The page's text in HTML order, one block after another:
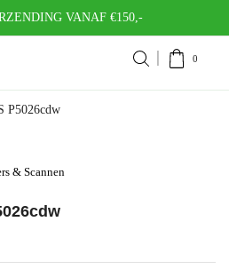
VANAF €150,-
0
P5026cdw
& Scannen